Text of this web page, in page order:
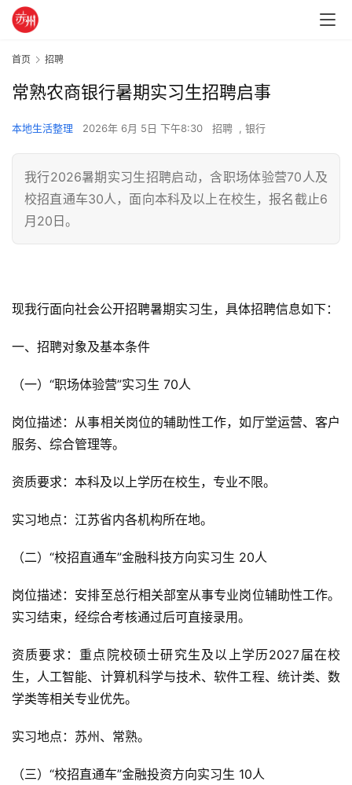
首页 招聘
常熟农商银行暑期实习生招聘启事
本地生活整理 2026年 6月 5日 下午8:30 招聘 , 银行
我行2026暑期实习生招聘启动，含职场体验营70人及
校招直通车30人，面向本科及以上在校生，报名截止6
月20日。
现我行面向社会公开招聘暑期实习生，具体招聘信息如下：
一、招聘对象及基本条件
（一）“职场体验营”实习生 70人
岗位描述：从事相关岗位的辅助性工作，如厅堂运营、客户
服务、综合管理等。
资质要求：本科及以上学历在校生，专业不限。
实习地点：江苏省内各机构所在地。
（二）“校招直通车”金融科技方向实习生 20人
岗位描述：安排至总行相关部室从事专业岗位辅助性工作。
实习结束，经综合考核通过后可直接录用。
资质要求：重点院校硕士研究生及以上学历2027届在校
生，人工智能、计算机科学与技术、软件工程、统计类、数
学类等相关专业优先。
实习地点：苏州、常熟。
（三）“校招直通车”金融投资方向实习生 10人